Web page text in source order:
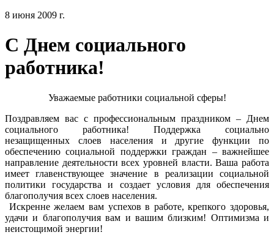
8 июня 2009 г.
С Днем социального
работника!
Уважаемые работники социальной сферы!
Поздравляем вас с профессиональным праздником – Днем
социального работника! Поддержка социально
незащищенных слоев населения и другие функции по
обеспечению социальной поддержки граждан – важнейшее
направление деятельности всех уровней власти. Ваша работа
имеет главенствующее значение в реализации социальной
политики государства и создает условия для обеспечения
благополучия всех слоев населения.
Искренне желаем вам успехов в работе, крепкого здоровья,
удачи и благополучия вам и вашим близким! Оптимизма и
неистощимой энергии!